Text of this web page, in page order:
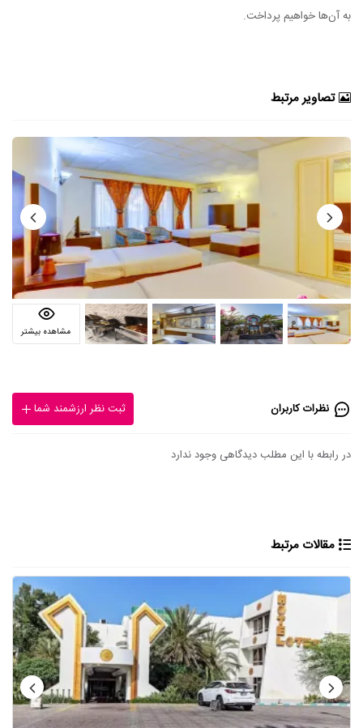
به آن‌ها خواهیم پرداخت.
تصاویر مرتبط
مشاهده بیشتر
نظرات کاربران ثبت نظر ارزشمند شما
در رابطه با این مطلب دیدگاهی وجود ندارد
مقالات مرتبط